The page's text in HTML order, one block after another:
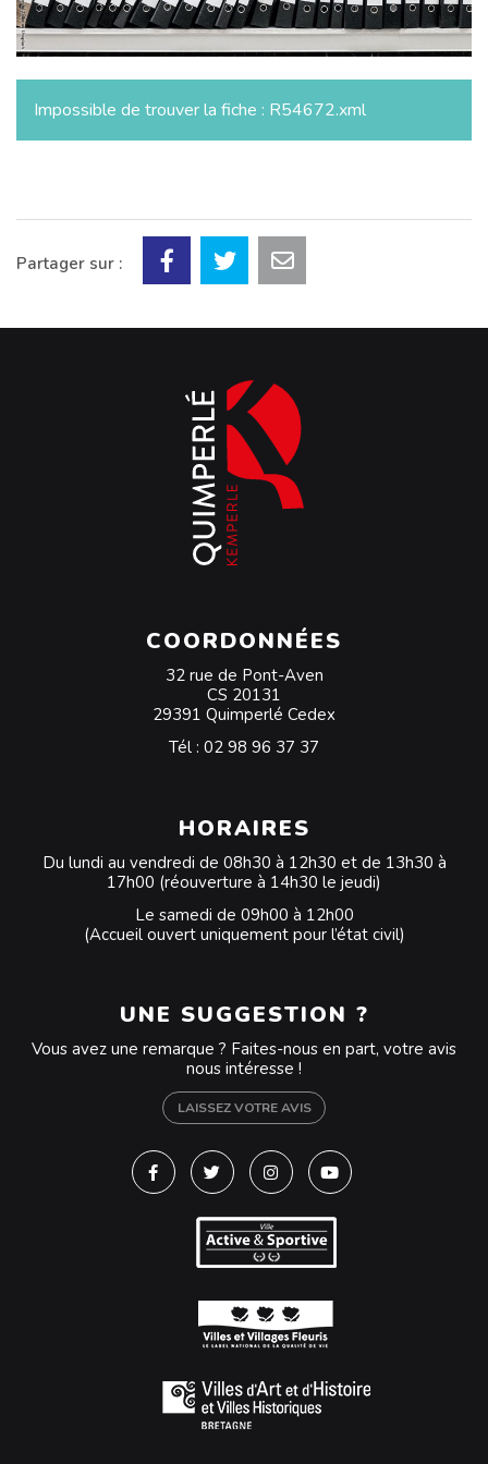
Impossible de trouver la fiche : R54672.xml
Partager sur :
COORDONNÉES
32 rue de Pont-Aven
CS 20131
29391 Quimperlé Cedex
Tél : 02 98 96 37 37
HORAIRES
Du lundi au vendredi de 08h30 à 12h30 et de 13h30 à
17h00 (réouverture à 14h30 le jeudi)
Le samedi de 09h00 à 12h00
(Accueil ouvert uniquement pour l’état civil)
UNE SUGGESTION ?
Vous avez une remarque ? Faites-nous en part, votre avis
nous intéresse !
LAISSEZ VOTRE AVIS
Lien vers le compte Facebook
Lien vers le compte Twitter
Lien vers le compte
Lien vers la chaîne